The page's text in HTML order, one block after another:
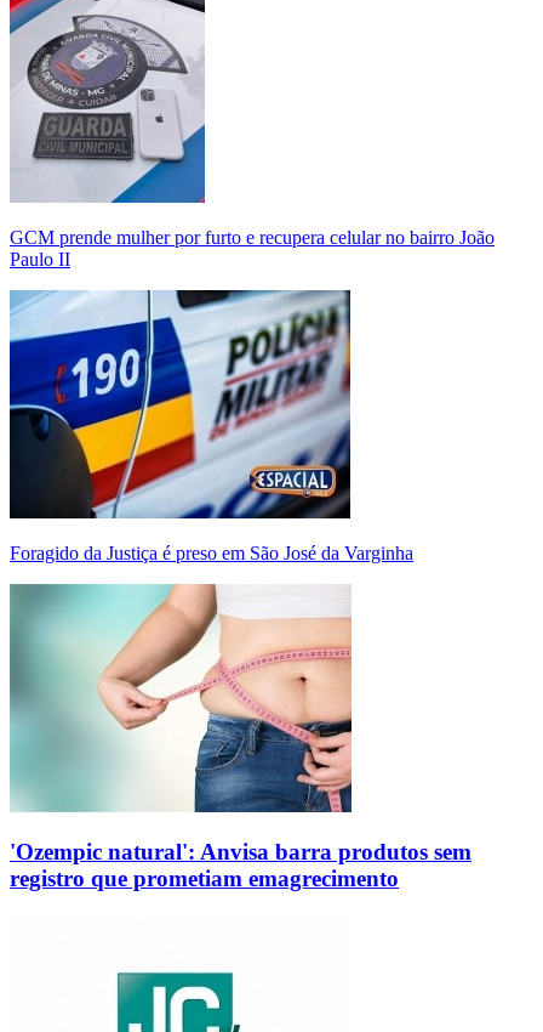
GCM prende mulher por furto e recupera celular no bairro João
Paulo II
Foragido da Justiça é preso em São José da Varginha
'Ozempic natural': Anvisa barra produtos sem
registro que prometiam emagrecimento